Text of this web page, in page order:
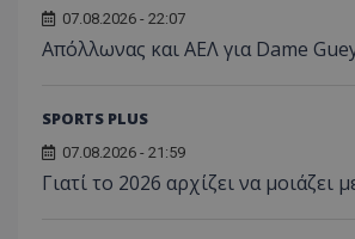
07.08.2026 - 22:07
Απόλλωνας και ΑΕΛ για Dame
SPORTS PLUS
07.08.2026 - 21:59
Γιατί το 2026 αρχίζει να μοιάζει